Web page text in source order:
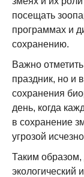
посещать
программах и
сохранению.
Важно
праздник, но и
сохранения
день, когда
в сохранение
угрозой
Таким образом,
экологический